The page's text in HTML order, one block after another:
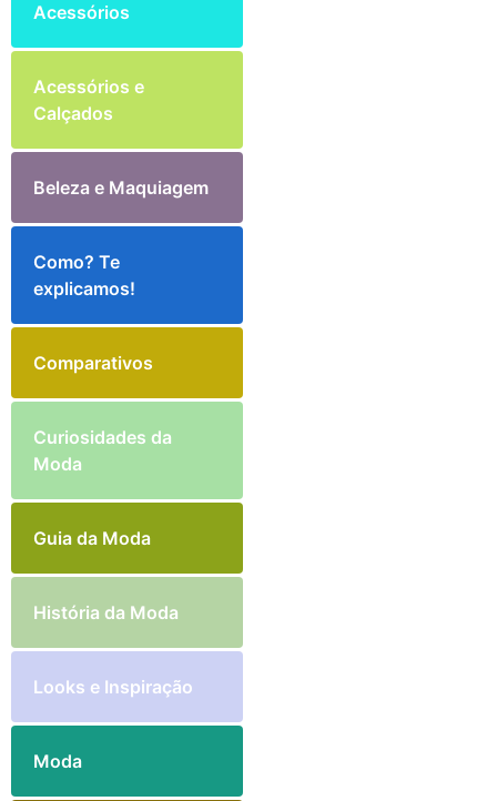
Acessórios
Acessórios e
Calçados
Beleza e Maquiagem
Como? Te
explicamos!
Comparativos
Curiosidades da
Moda
Guia da Moda
História da Moda
Looks e Inspiração
Moda